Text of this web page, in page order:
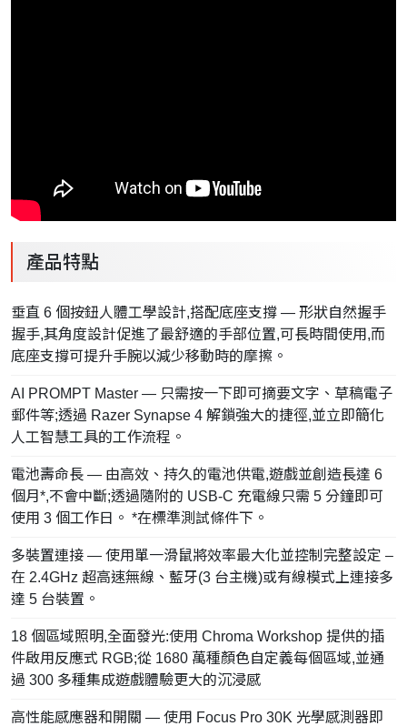
產品特點
垂直 6 個按鈕人體工學設計,搭配底座支撐 — 形狀自然握手
握手,其角度設計促進了最舒適的手部位置,可長時間使用,而
底座支撐可提升手腕以減少移動時的摩擦。
AI PROMPT Master — 只需按一下即可摘要文字、草稿電子
郵件等;透過 Razer Synapse 4 解鎖強大的捷徑,並立即簡化
人工智慧工具的工作流程。
電池壽命長 — 由高效、持久的電池供電,遊戲並創造長達 6
個月*,不會中斷;透過隨附的 USB-C 充電線只需 5 分鐘即可
使用 3 個工作日。 *在標準測試條件下。
多裝置連接 — 使用單一滑鼠將效率最大化並控制完整設定 –
在 2.4GHz 超高速無線、藍牙(3 台主機)或有線模式上連接多
達 5 台裝置。
18 個區域照明,全面發光:使用 Chroma Workshop 提供的插
件啟用反應式 RGB;從 1680 萬種顏色自定義每個區域,並通
過 300 多種集成遊戲體驗更大的沉浸感
高性能感應器和開關 — 使用 Focus Pro 30K 光學感測器即